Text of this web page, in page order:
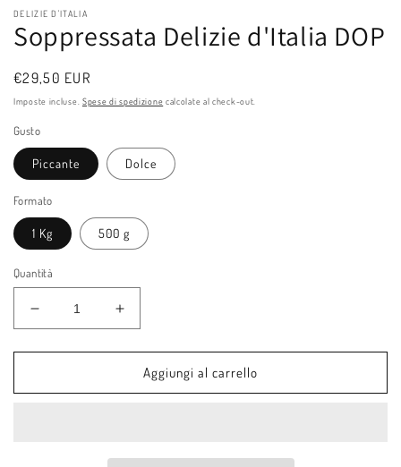
modale
DELIZIE D'ITALIA
Soppressata Delizie d'Italia DOP
Prezzo
di
€29,50 EUR
Imposte incluse. Spese di spedizione calcolate al check-out.
Gusto
Piccante Dolce
Formato
1 Kg 500 g
Quantità
Diminuisci
quantità
per
Delizie
Aumenta
quantità
per
Soppressata
Delizie
Aggiungi al carrello